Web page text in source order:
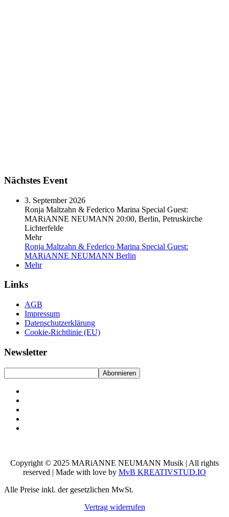
Nächstes Event
3. September 2026
Ronja Maltzahn & Federico Marina Special Guest:
MARiANNE NEUMANN 20:00, Berlin, Petruskirche
Lichterfelde
Mehr
Ronja Maltzahn & Federico Marina Special Guest:
MARiANNE NEUMANN Berlin
Mehr
Links
AGB
Impressum
Datenschutzerklärung
Cookie-Richtlinie (EU)
Newsletter
Copyright © 2025 MARiANNE NEUMANN Musik | All rights
reserved | Made with love by MvB KREATIVSTUD.IO
Alle Preise inkl. der gesetzlichen MwSt.
Vertrag widerrufen